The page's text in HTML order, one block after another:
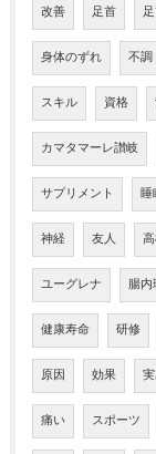
改善 足首
身体のずれ 不調
スキル 資格
カマタマーレ讃岐
サプリメント 睡
神経 友人
ユーグレナ 腸
健康寿命 研修
原因 効果
痛い スポーツ